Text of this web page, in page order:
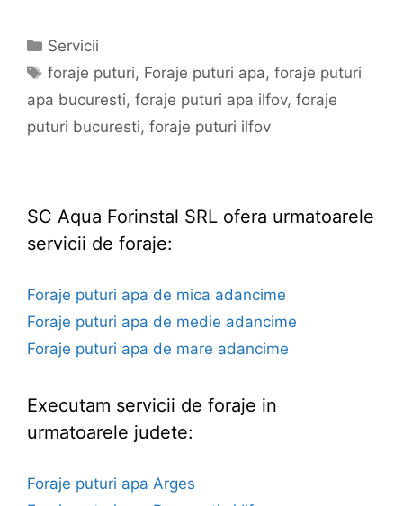
Categorii
Servicii
Etichete
foraje puturi, Foraje puturi apa,foraje puturi
apa bucuresti, foraje puturi apa ilfov, foraje
puturi bucuresti, foraje puturi ilfov
SC Aqua Forinstal SRL ofera urmatoarele
servicii de foraje:
Foraje puturi apa de mica adancime
Foraje puturi apa de medie adancime
Foraje puturi apa de mare adancime
Executam servicii de foraje in
urmatoarele judete:
Foraje puturi apa Arges